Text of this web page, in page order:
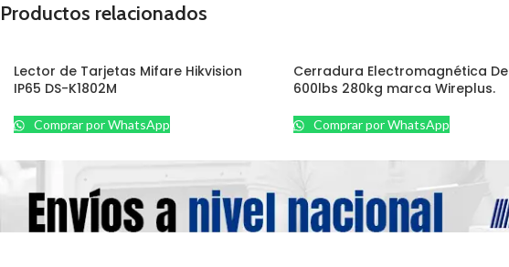
Productos relacionados
Lector de Tarjetas Mifare Hikvision
IP65 DS-K1802M
Comprar por WhatsApp
Cerradura Electromagnética De
600lbs 280kg marca Wireplus.
Comprar por WhatsApp